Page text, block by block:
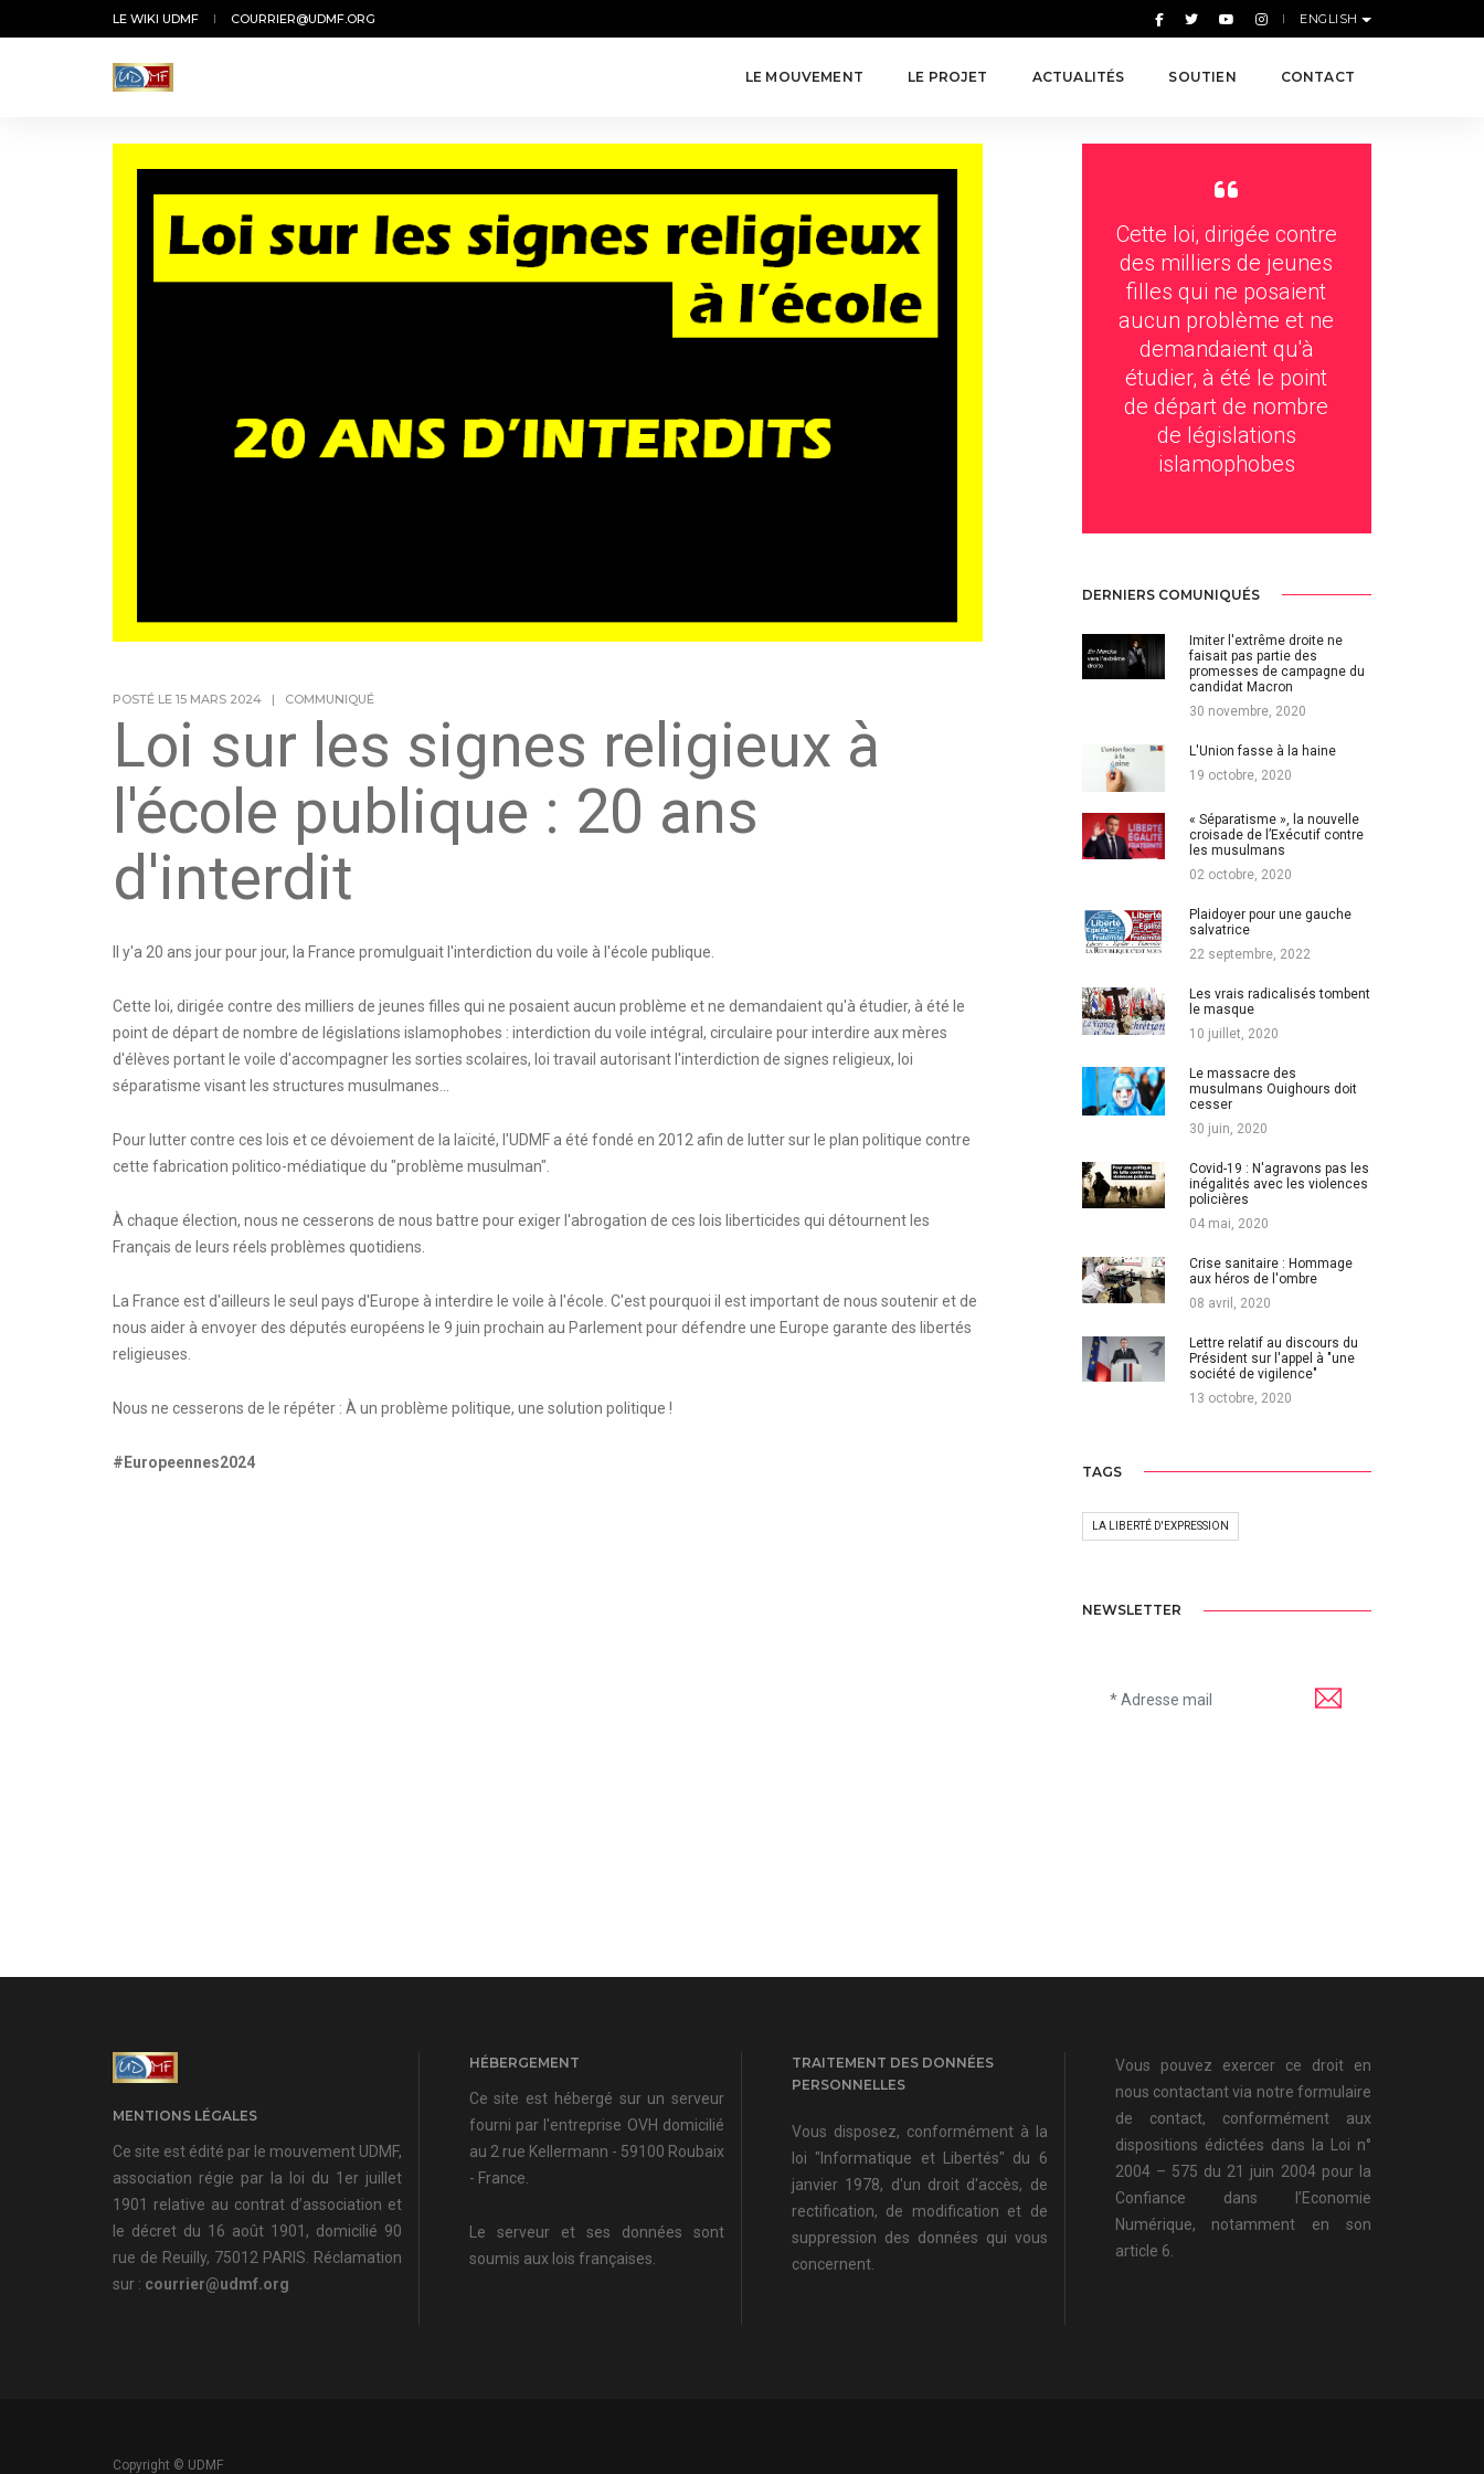
LE WIKI UDMF COURRIER@UDMF.ORG ENGLISH
LE MOUVEMENT LE PROJET ACTUALITÉS SOUTIEN CONTACT
POSTÉ LE 15 MARS 2024 | COMMUNIQUÉ
Loi sur les signes religieux à
l'école publique : 20 ans
d'interdit
Il y'a 20 ans jour pour jour, la France promulguait l'interdiction du voile à l'école publique.
Cette loi, dirigée contre des milliers de jeunes filles qui ne posaient aucun problème et ne demandaient qu'à étudier, à été le
point de départ de nombre de législations islamophobes : interdiction du voile intégral, circulaire pour interdire aux mères
d'élèves portant le voile d'accompagner les sorties scolaires, loi travail autorisant l'interdiction de signes religieux, loi
séparatisme visant les structures musulmanes...
Pour lutter contre ces lois et ce dévoiement de la laïcité, l'UDMF a été fondé en 2012 afin de lutter sur le plan politique contre
cette fabrication politico-médiatique du "problème musulman".
À chaque élection, nous ne cesserons de nous battre pour exiger l'abrogation de ces lois liberticides qui détournent les
Français de leurs réels problèmes quotidiens.
La France est d'ailleurs le seul pays d'Europe à interdire le voile à l'école. C'est pourquoi il est important de nous soutenir et de
nous aider à envoyer des députés européens le 9 juin prochain au Parlement pour défendre une Europe garante des libertés
religieuses.
Nous ne cesserons de le répéter : À un problème politique, une solution politique !
#Europeennes2024
Cette loi, dirigée contre
des milliers de jeunes
filles qui ne posaient
aucun problème et ne
demandaient qu'à
étudier, à été le point
de départ de nombre
de législations
islamophobes
DERNIERS COMUNIQUÉS
Imiter l'extrême droite ne
faisait pas partie des
promesses de campagne du
candidat Macron
30 novembre, 2020
L'Union fasse à la haine
19 octobre, 2020
« Séparatisme », la nouvelle
croisade de l’Exécutif contre
les musulmans
02 octobre, 2020
Plaidoyer pour une gauche
salvatrice
22 septembre, 2022
Les vrais radicalisés tombent
le masque
10 juillet, 2020
Le massacre des
musulmans Ouighours doit
cesser
30 juin, 2020
Covid-19 : N'agravons pas les
inégalités avec les violences
policières
04 mai, 2020
Crise sanitaire : Hommage
aux héros de l'ombre
08 avril, 2020
Lettre relatif au discours du
Président sur l'appel à "une
société de vigilence"
13 octobre, 2020
TAGS
LA LIBERTÉ D'EXPRESSION
NEWSLETTER
MENTIONS LÉGALES
Ce site est édité par le mouvement UDMF,
association régie par la loi du 1er juillet
1901 relative au contrat d’association et
le décret du 16 août 1901, domicilié 90
rue de Reuilly, 75012 PARIS. Réclamation
sur : courrier@udmf.org
HÉBERGEMENT
Ce site est hébergé sur un serveur
fourni par l'entreprise OVH domicilié
au 2 rue Kellermann - 59100 Roubaix
- France.
Le serveur et ses données sont
soumis aux lois françaises.
TRAITEMENT DES DONNÉES
PERSONNELLES
Vous disposez, conformément à la
loi "Informatique et Libertés" du 6
janvier 1978, d'un droit d'accès, de
rectification, de modification et de
suppression des données qui vous
concernent.
Vous pouvez exercer ce droit en
nous contactant via notre formulaire
de contact, conformément aux
dispositions édictées dans la Loi n°
2004 – 575 du 21 juin 2004 pour la
Confiance dans l’Economie
Numérique, notamment en son
article 6.
Copyright © UDMF